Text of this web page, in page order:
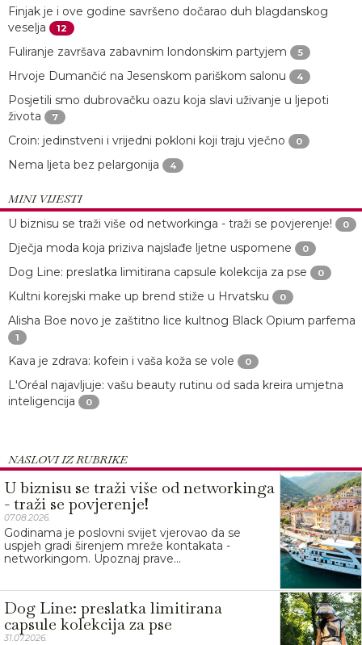
Finjak je i ove godine savršeno dočarao duh blagdanskog
veselja
12
Fuliranje završava zabavnim londonskim partyjem 5
Hrvoje Dumančić na Jesenskom pariškom salonu 4
Posjetili smo dubrovačku oazu koja slavi uživanje u ljepoti
života
7
Croin: jedinstveni i vrijedni pokloni koji traju vječno 0
Nema ljeta bez pelargonija 4
MINI VIJESTI
U biznisu se traži više od networkinga - traži se povjerenje!
0
Dječja moda koja priziva najslađe ljetne uspomene 0
Dog Line: preslatka limitirana capsule kolekcija za pse 0
Kultni korejski make up brend stiže u Hrvatsku 0
Alisha Boe novo je zaštitno lice kultnog Black Opium parfema
1
Kava je zdrava: kofein i vaša koža se vole 0
L'Oréal najavljuje: vašu beauty rutinu od sada kreira umjetna
inteligencija
0
NASLOVI IZ RUBRIKE
U biznisu se traži više od networkinga
- traži se povjerenje!
07.08.2026.
Godinama je poslovni svijet vjerovao da se
uspjeh gradi širenjem mreže kontakata -
networkingom. Upoznaj prave...
Dog Line: preslatka limitirana
capsule kolekcija za pse
31.07.2026.